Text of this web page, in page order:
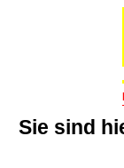
Sie sind